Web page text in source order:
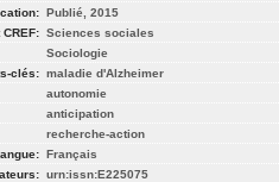
Publié, 2015
Sciences sociales
Sociologie
clés: maladie d'Alzheimer
autonomie
anticipation
recherche-action
Français
urn:issn:E225075